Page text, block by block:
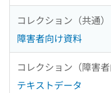
コレクション（共通）
障害者向け資料
コレクション（障害
テキストデータ